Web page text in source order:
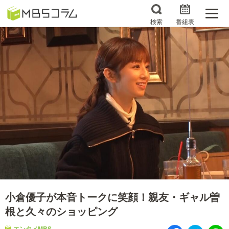
検索 番組表
番組コラムから探す
日曜日の初耳学 復習編 エンタメMBS
3分で読める！『ザ・リー
ダー』たちの泣き笑い
もう一度楽しむプレバト
サタプラ ～気になる情
報をちょこっとプラス～
所さんお届けモノです！
の気になるトコロ
推しといつまでも 月曜の蛙、大海を知る。
マニアックでメカニカル
ポーツ
何が起こるかホンマにわ
トリセツ
小倉優子が本音トークに笑顔！親友・ギャル曽
根と久々のショッピング